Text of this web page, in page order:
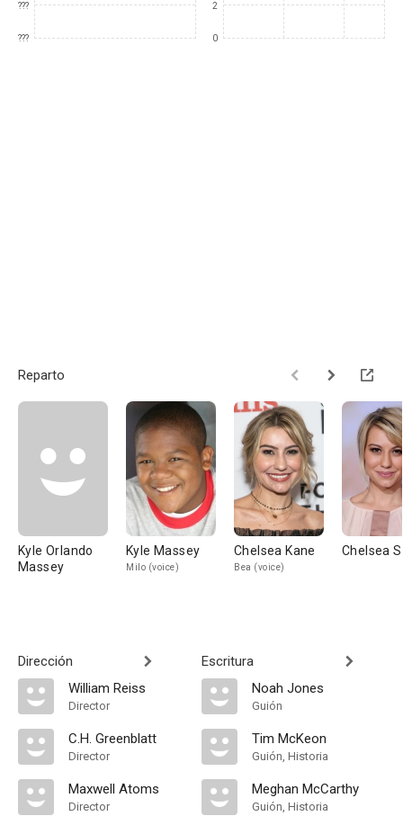
???
???
2
0
Reparto
Kyle Orlando
Massey
Kyle Massey
Milo (voice)
Chelsea Kane
Bea (voice)
Chelsea
Dirección
William Reiss
Director
C.H. Greenblatt
Director
Maxwell Atoms
Director
Escritura
Noah Jones
Guión
Tim McKeon
Guión, Historia
Meghan McCarthy
Guión, Historia